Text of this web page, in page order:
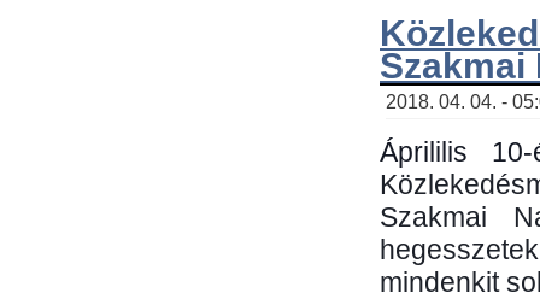
Szakmai
2018. 04. 04. -
Áprililis
Szakmai
mindenkit